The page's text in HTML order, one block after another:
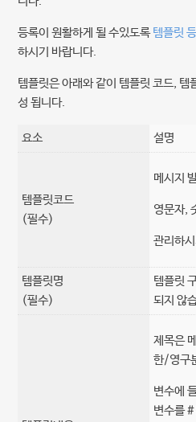
알림톡 템플릿이란?
알림톡 템플릿 등록 방법
등록이 원활하게 될 수있도록템플릿
하시기 바랍니다.
템플릿은 아래와 같이 템플릿 코드,
성 됩니다.
요소 설명
템플릿코드
(필수)
메시지
영문자,
관리하
템플릿명
(필수)
템플릿
되지 않
제목은
한/영구
변수에
변수를